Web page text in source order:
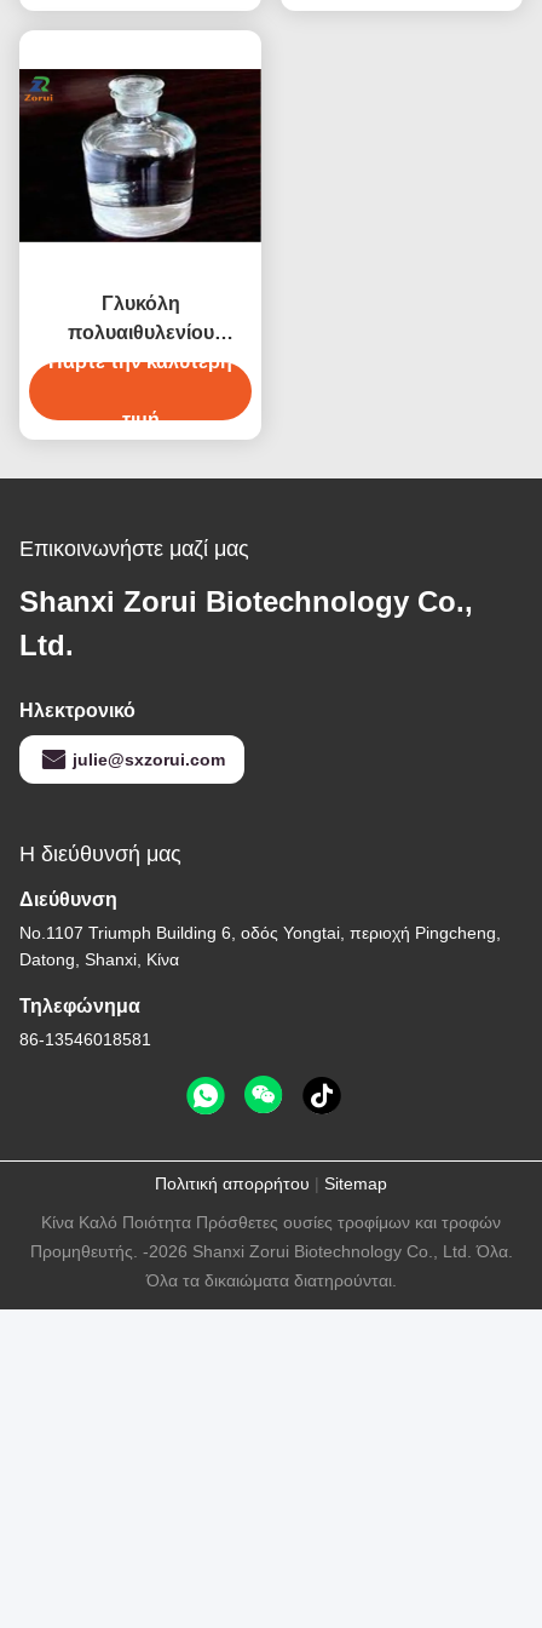
Γλυκόλη
πολυαιθυλενίου
γόμφος-200/γόμφος-400
CAS 25322-68-3
Πάρτε την καλύτερη
τιμή
Επικοινωνήστε μαζί μας
Shanxi Zorui Biotechnology Co.,
Ltd.
Ηλεκτρονικό
julie@sxzorui.com
Η διεύθυνσή μας
Διεύθυνση
Νο.1107 Triumph Building 6, οδός Yongtai, περιοχή Pingcheng,
Datong, Shanxi, Κίνα
Τηλεφώνημα
86-13546018581
Πολιτική απορρήτου | Sitemap
Κίνα Καλό Ποιότητα Πρόσθετες ουσίες τροφίμων και τροφών
Προμηθευτής. -2026 Shanxi Zorui Biotechnology Co., Ltd. Όλα.
Όλα τα δικαιώματα διατηρούνται.